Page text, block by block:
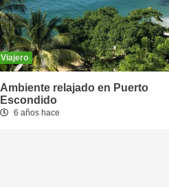
Viajero
Ambiente relajado en Puerto
Escondido
6 años hace